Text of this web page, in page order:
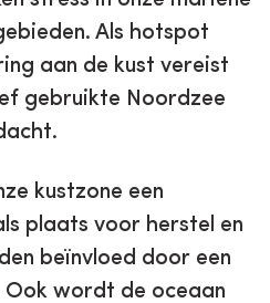
Als hotspot
aan de kust vereist
gebruikte Noordzee
kustzone een
plaats voor herstel en
beïnvloed door een
wordt de oceaan